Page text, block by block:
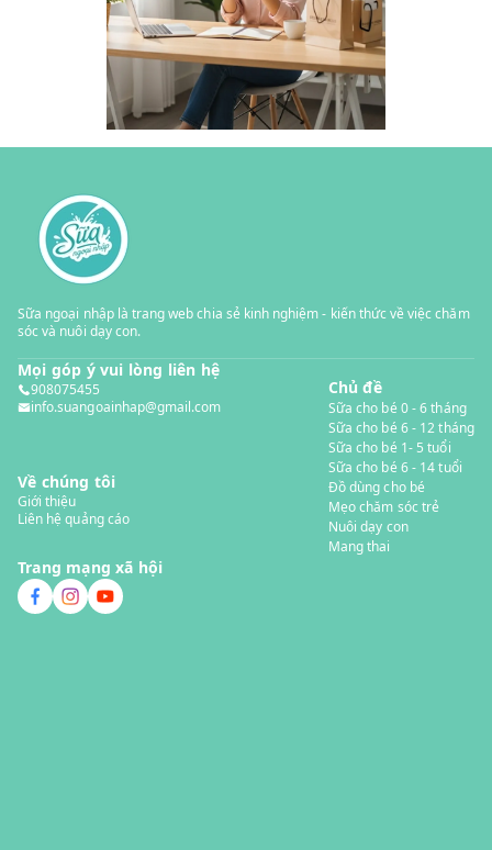
Sữa ngoại nhập là trang web chia sẻ kinh nghiệm - kiến thức về việc chăm
sóc và nuôi dạy con.
Mọi góp ý vui lòng liên hệ
908075455
info.suangoainhap@gmail.com
Về chúng tôi
Giới thiệu
Liên hệ quảng cáo
Trang mạng xã hội
Chủ đề
Sữa cho bé 0 - 6 tháng
Sữa cho bé 6 - 12 tháng
Sữa cho bé 1- 5 tuổi
Sữa cho bé 6 - 14 tuổi
Đồ dùng cho bé
Mẹo chăm sóc trẻ
Nuôi dạy con
Mang thai